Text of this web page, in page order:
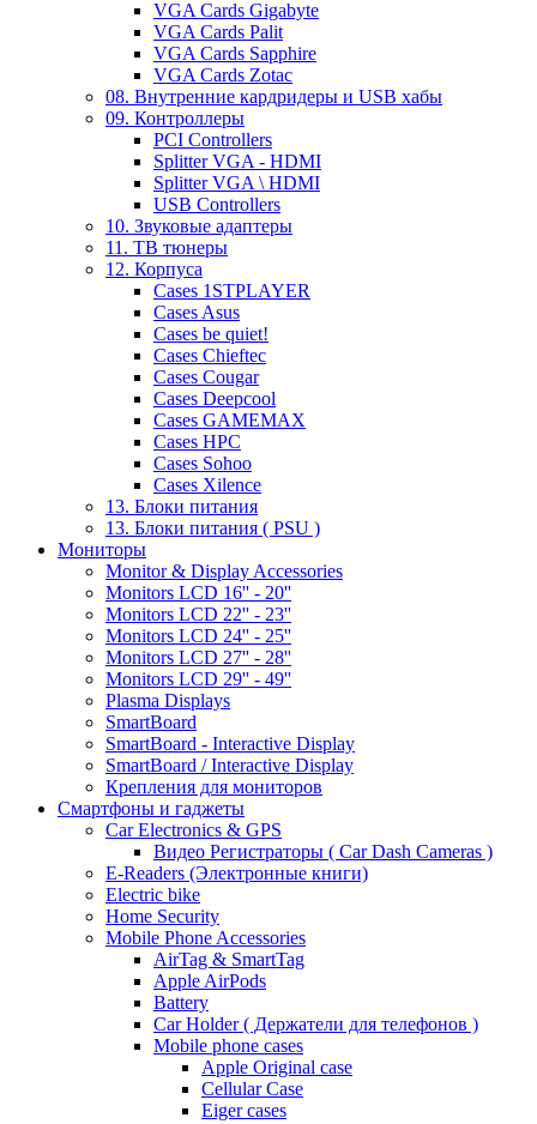
VGA Cards Gigabyte
VGA Cards Palit
VGA Cards Sapphire
VGA Cards Zotac
08. Внутренние кардридеры и USB хабы
09. Контроллеры
PCI Controllers
Splitter VGA - HDMI
Splitter VGA \ HDMI
USB Controllers
10. Звуковые адаптеры
11. ТВ тюнеры
12. Корпуса
Cases 1STPLAYER
Cases Asus
Cases be quiet!
Cases Chieftec
Cases Cougar
Cases Deepcool
Cases GAMEMAX
Cases HPC
Cases Sohoo
Cases Xilence
13. Блоки питания
13. Блоки питания ( PSU )
Мониторы
Monitor & Display Accessories
Monitors LCD 16'' - 20''
Monitors LCD 22'' - 23''
Monitors LCD 24'' - 25''
Monitors LCD 27'' - 28''
Monitors LCD 29'' - 49''
Plasma Displays
SmartBoard
SmartBoard - Interactive Display
SmartBoard / Interactive Display
Крепления для мониторов
Смартфоны и гаджеты
Car Electronics & GPS
Видео Регистраторы ( Car Dash Cameras )
E-Readers (Электронные книги)
Electric bike
Home Security
Mobile Phone Accessories
AirTag & SmartTag
Apple AirPods
Battery
Car Holder ( Держатели для телефонов )
Mobile phone cases
Apple Original case
Cellular Case
Eiger cases